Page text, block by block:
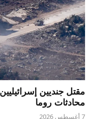
مقتل جنديين
محادثات روما
7 أغسطس 2026